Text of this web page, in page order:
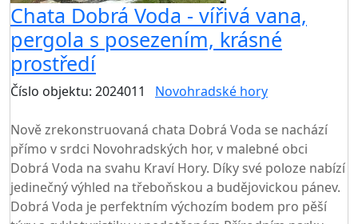
Chata Dobrá Voda - vířivá vana,
pergola s posezením, krásné
prostředí
Číslo objektu: 2024011 Novohradské hory
Nově zrekonstruovaná chata Dobrá Voda se nachází
přímo v srdci Novohradských hor, v malebné obci
Dobrá Voda na svahu Kraví Hory. Díky své poloze nabízí
jedinečný výhled na třeboňskou a budějovickou pánev.
Dobrá Voda je perfektním výchozím bodem pro pěší